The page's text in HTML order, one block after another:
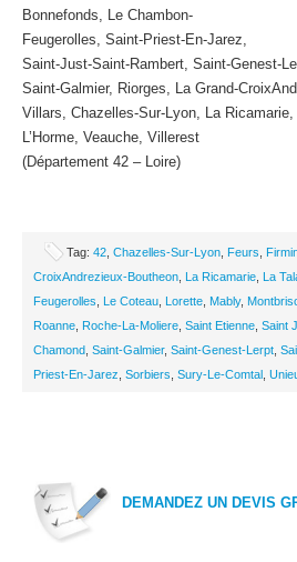
Bonnefonds, Le Chambon-
Feugerolles, Saint-Priest-En-Jarez,
Saint-Just-Saint-Rambert, Saint-Genest-
Saint-Galmier, Riorges, La Grand-
Villars, Chazelles-Sur-Lyon, La
L’Horme, Veauche, Villerest
(Département 42 – Loire)
Tag: 42 Chazelles-Sur-Lyon Feurs
CroixAndrezieux-Boutheon La Ricamarie La
Feugerolles
Le Coteau Lorette Mably,
Roanne Roche-La-Moliere Saint Etienne Saint
Chamond Saint-Galmier, Saint-Genest-Lerpt
Priest-En-Jarez Sorbiers Sury-Le-Comtal
DEMANDEZ UN DEVIS